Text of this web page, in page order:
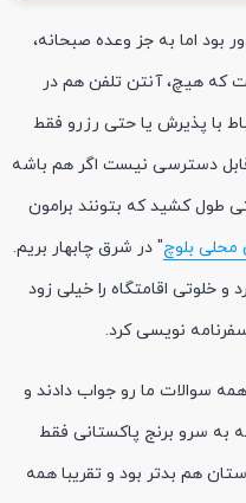
بود اما به جز وعده صبحانه،
که هیچ، آنتن تلفن هم در
با پذیرش یا حتی رزرو فقط
قابل دسترسی نیست اگر هم باشه
طول کشید که بتونند برامون
محلی بلوچ" در شرق چابهار بریم.
خلوتی اقامتگاه را خیلی زود
نویسی کرد.
سوالات ما رو جواب دادند و
به سرو برنج پاکستانی فقط
هم بدتر بود و تقریبا همه